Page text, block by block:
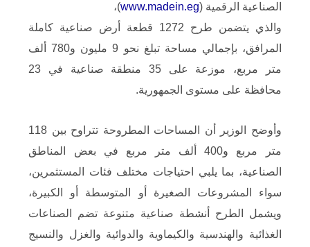
الصناعية الرقمية (www.madein.eg)،
والذي يتضمن طرح 1272 قطعة أرض صناعية كاملة
المرافق، بإجمالي مساحة تبلغ نحو 9 مليون و780 ألف
متر مربع، موزعة على 35 منطقة صناعية في 23
محافظة على مستوى الجمهورية.
وأوضح الوزير أن المساحات المطروحة تتراوح بين 118
متر مربع و400 ألف متر مربع في بعض المناطق
الصناعية، بما يلبي احتياجات مختلف فئات المستثمرين،
سواء المشروعات الصغيرة أو المتوسطة أو الكبيرة،
ويشمل الطرح أنشطة صناعية متنوعة تضم الصناعات
الغذائية والهندسية والكيماوية والدوائية والغزل والنسيج